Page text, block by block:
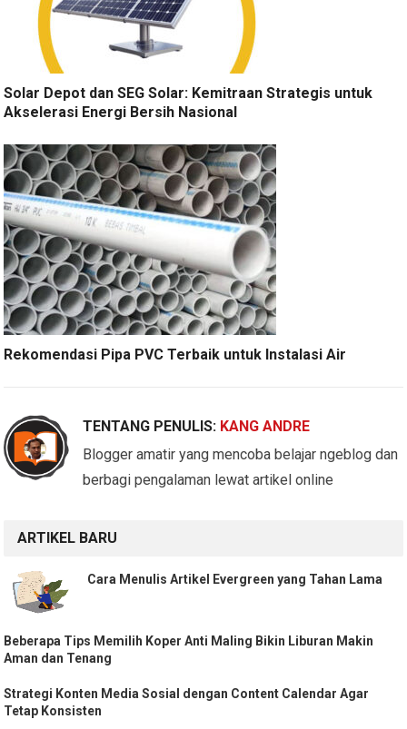
Solar Depot dan SEG Solar: Kemitraan Strategis untuk
Akselerasi Energi Bersih Nasional
Rekomendasi Pipa PVC Terbaik untuk Instalasi Air
TENTANG PENULIS: KANG ANDRE
Blogger amatir yang mencoba belajar ngeblog dan
berbagi pengalaman lewat artikel online
ARTIKEL BARU
Cara Menulis Artikel Evergreen yang Tahan Lama
Beberapa Tips Memilih Koper Anti Maling Bikin Liburan Makin
Aman dan Tenang
Strategi Konten Media Sosial dengan Content Calendar Agar
Tetap Konsisten